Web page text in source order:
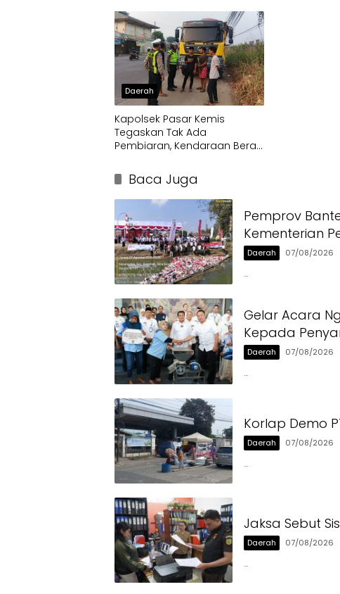
Daerah
Kapolsek Pasar Kemis
Tegaskan Tak Ada
Pembiaran, Kendaraan Berat
Ditertibkan
Baca Juga
Pemprov
Kementerian
Daerah 07/08/2026
…
Gelar Acara
Kepada
Daerah 07/08/2026
…
Korlap Demo
Daerah 07/08/2026
…
Jaksa Sebut
Daerah 07/08/2026
…